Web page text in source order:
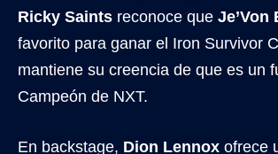
Ricky Saints reconoce que Je’Von
favorito para ganar el Iron Survivor
mantiene su creencia de que es un
Campeón de NXT.
En backstage, Dion Lennox ofrece